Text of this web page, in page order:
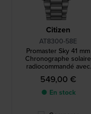
Citizen
AT8300-58E
Promaster Sky 41 mm
Chronographe solaire
radiocommandé avec
lunette aviation interne
549,00 €
● En stock